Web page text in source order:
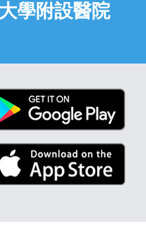
學附設醫院